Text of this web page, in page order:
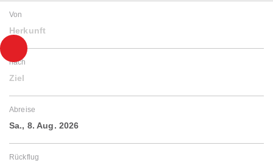
Von
Herkunft
nach
Ziel
Abreise
Sa., 8. Aug. 2026
Rückflug